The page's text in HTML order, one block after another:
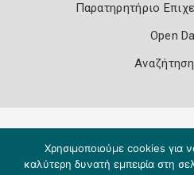
Παρατηρητήριο
Open
Χρησιμοποιούμε cookies για
καλύτερη δυνατή εμπειρία στη
Copyright 2026